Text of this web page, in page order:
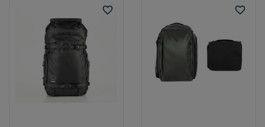
favorite_border favorite_border